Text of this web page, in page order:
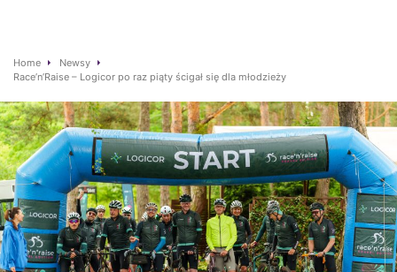
Home
Newsy
Race’n’Raise – Logicor po raz piąty ścigał się dla młodzieży